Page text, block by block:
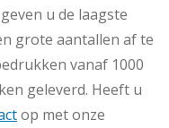
u de laagste
grote aantallen af te
vanaf 1000
geleverd. Heeft u
op met onze